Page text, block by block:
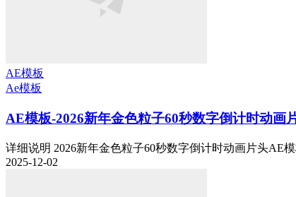
AE模板
Ae模板
AE模板-2026新年金色粒子60秒数字倒计时动画
详细说明 2026新年金色粒子60秒数字倒计时动画片头AE
2025-12-02